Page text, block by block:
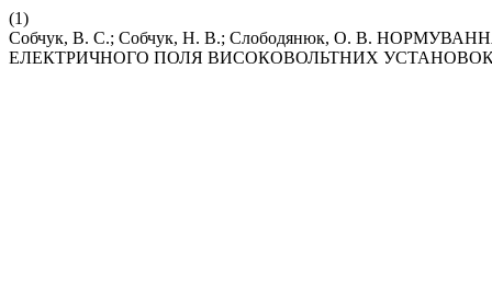
(1)
Собчук, В. С.; Собчук, Н. В.; Слободянюк, О. В.
ЕЛЕКТРИЧНОГО ПОЛЯ ВИСОКОВОЛЬТНИХ